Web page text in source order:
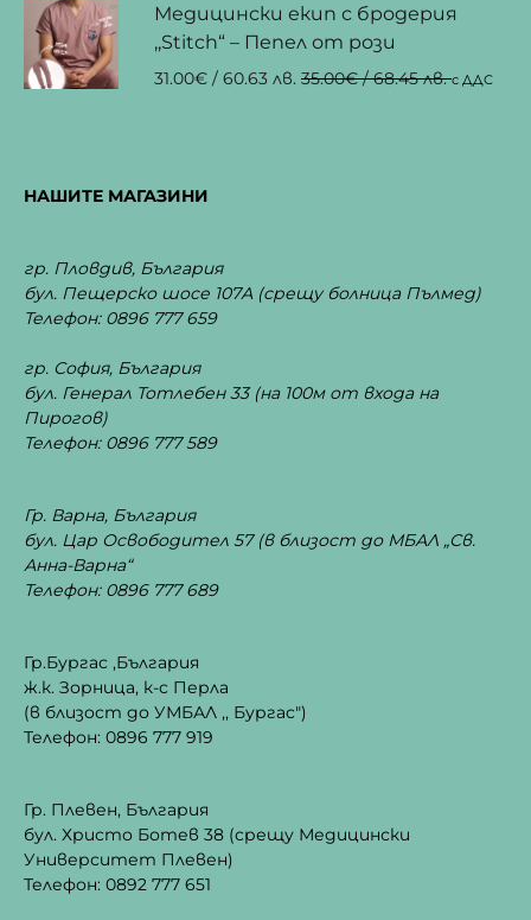
Медицински екип с бродерия
,,Stitch“ – Пепел от рози
31.00€ / 60.63 лв. 35.00€/ 68.45 лв.с ДДС
НАШИТЕ МАГАЗИНИ
гр. Пловдив, България
бул. Пещерско шосе 107А (срещу болница Пълмед)
Телефон: 0896 777 659
гр. София, България
бул. Генерал Тотлебен 33(на 100м от входа на
Пирогов)
Телефон: 0896 777 589
Гр. Варна, България
бул. Цар Освободител 57 (в близост до МБАЛ „Св.
Анна-Варна“
Телефон: 0896 777 689
Гр.Бургас ,България
ж.к. Зорница, к-с Перла
(в близост до УМБАЛ ,, Бургас")
Телефон: 0896 777 919
Гр. Плевен, България
бул. Христо Ботев 38 (срещу Медицински
Университет Плевен)
Телефон: 0892 777 651